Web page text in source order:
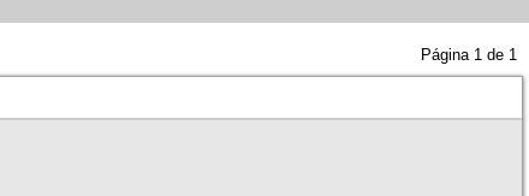
Página 1 de 1